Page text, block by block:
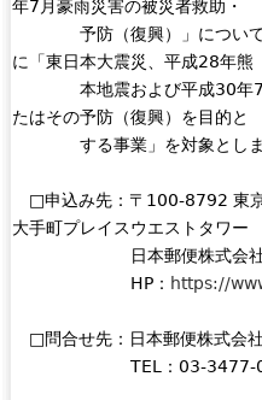
年7月豪雨災害の被災者救助・
予防（復興）」については
に「東日本大震災、平成28年熊
本地震および平成30年7月
たはその予防（復興）を目的と
する事業」を対象とし
□申込み先：〒100-8792 東
大手町プレイスウエストタワー
日本郵便株式会社 総務
HP： https://
□問合せ先：日本郵便株式会
TEL：03-3477-